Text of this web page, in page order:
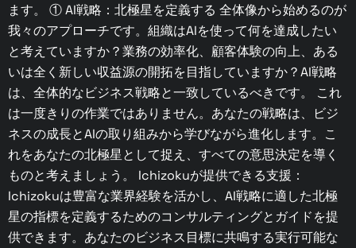
ます。 ① AI戦略：北極星を定義する 全体像から始めるのが
我々のアプローチです。組織はAIを使って何を達成したい
と考えていますか？業務の効率化、顧客体験の向上、ある
いは全く新しい収益源の開拓を目指していますか？AI戦略
は、全体的なビジネス戦略と一致しているべきです。 これ
は一度きりの作業ではありません。あなたの戦略は、ビジ
ネスの成長とAIの取り組みから学びながら進化します。こ
れをあなたの北極星として捉え、すべての意思決定を導く
ものと考えましょう。 Ichizokuが提供できる支援：
Ichizokuは豊富な業界経験を活かし、AI戦略に適した北極
星の指標を定義するためのコンサルティングとガイドを提
供できます。あなたのビジネス目標に共鳴する実行可能な